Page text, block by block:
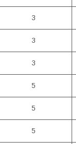
3
3
3
5
5
5